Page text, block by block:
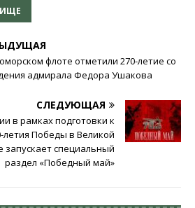
флоте отметили 270-летие со
адмирала Федора Ушакова
СЛЕДУЮЩАЯ
в рамках подготовки к
Победы в Великой
специальный
раздел «Победный май»